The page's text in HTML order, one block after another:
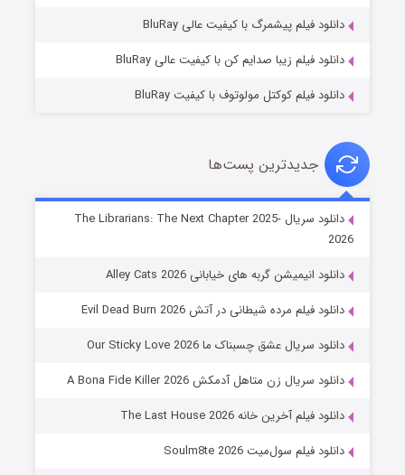
شوهر
عملیات آپارتمان
دانلود فیلم پیشمرگ با کیفیت عالی BluRay
دانلود فیلم زیبا صدایم کن با کیفیت عالی BluRay
دانلود فیلم کوکتل مولوتوف با کیفیت BluRay
جدیدترین پست‌ها
دانلود سریال The Librarians: The Next Chapter 2025-
2026
دانلود انیمیشن گربه های خیابانی Alley Cats 2026
دانلود فیلم مرده شیطانی در آتش Evil Dead Burn 2026
دانلود سریال عشق چسبناک ما Our Sticky Love 2026
دانلود سریال زن متاهل آدمکش A Bona Fide Killer 2026
دانلود فیلم آخرین خانه The Last House 2026
دانلود فیلم سول‌میت Soulm8te 2026